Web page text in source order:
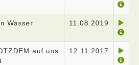
Wasser 11.08.2019
auf uns
12.11.2017